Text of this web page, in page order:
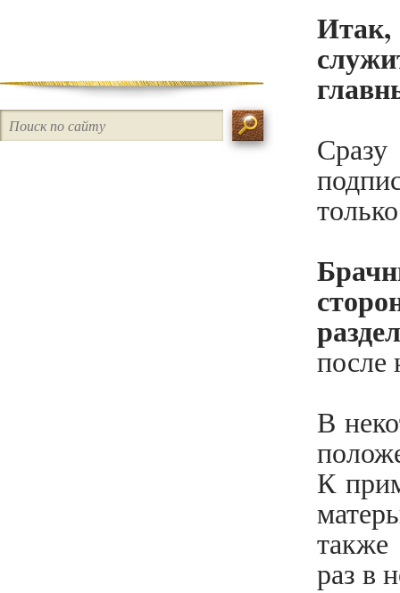
Таможенное право
Ликвидация / Банкротство
после
В
К
раз в